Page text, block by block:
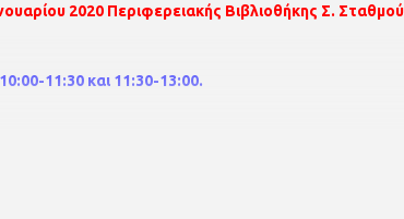
2020 Περιφερειακής Βιβλιοθήκης Σ. Σταθμού
11:30 και 11:30-13:00.
11:30-13:00.